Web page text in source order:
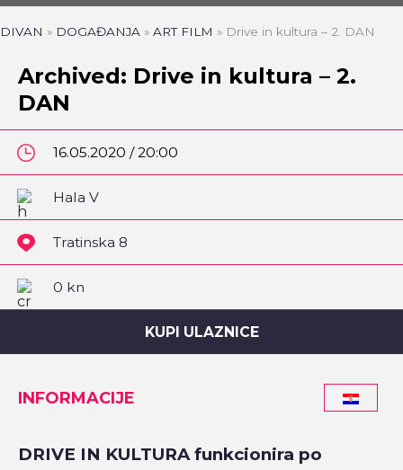
DIVAN » DOGAĐANJA » ART FILM » Drive in kultura – 2. DAN
Archived: Drive in kultura – 2.
DAN
16.05.2020 / 20:00
Hala V
Tratinska 8
0 kn
KUPI ULAZNICE
INFORMACIJE
DRIVE IN KULTURA funkcionira po